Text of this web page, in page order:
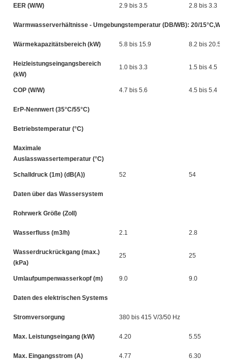
EER (W/W) 2.9 bis 3.5 2.8 bis 3.3
Warmwasserverhältnisse - Umgebungstemperatur (DB/WB): 20/
Wärmekapazitätsbereich (kW) 5.8 bis 15.9 8.2 bis 20.5
Heizleistungseingangsbereich
(kW)
1.0 bis 3.3 1.5 bis 4.5
COP (W/W) 4.7 bis 5.6 4.5 bis 5.4
ErP-Nennwert (35°C/55°C)
Betriebstemperatur (°C)
Maximale
Auslasswassertemperatur (°C)
Schalldruck (1m) (dB(A)) 52 54
Daten über das Wassersystem
Rohrwerk Größe (Zoll)
Wasserfluss (m3/h) 2.1 2.8
Wasserdruckrückgang (max.)
(kPa)
25 25
Umlaufpumpenwasserkopf (m) 9.0 9.0
Daten des elektrischen Systems
Stromversorgung 380 bis 415 V/3/50 Hz
Max. Leistungseingang (kW) 4.20 5.55
Max. Eingangsstrom (A) 4.77 6.30